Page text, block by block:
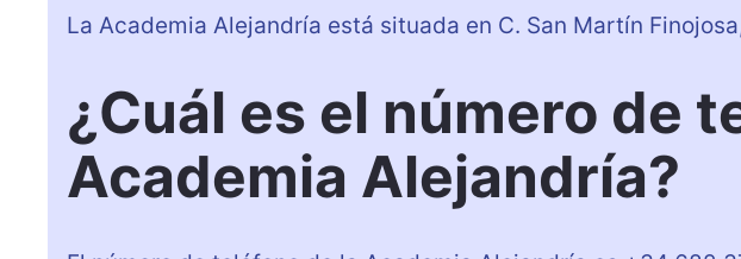
La Academia Alejandría está situada en C. San Martín
¿Cuál es el número de
Academia Alejandría?